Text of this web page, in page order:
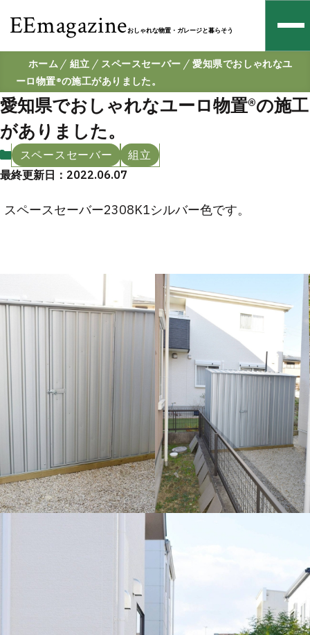
EEmagazineおしゃれな物置・ガレージと暮らそう
ホーム 組立 スペースセーバー
愛知県でおしゃれなユ
ーロ物置®の施工がありました。
愛知県でおしゃれなユーロ物置®の施工
がありました。
スペースセーバー
組立
最終更新日：2022.06.07
スペースセーバー2308K1シルバー色です。